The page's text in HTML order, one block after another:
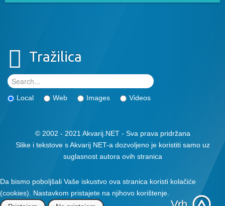
Tražilica
Local Web Images Videos
© 2002 - 2021 Akvarij.NET - Sva prava pridržana
Slike i tekstove s Akvarij NET-a dozvoljeno je koristiti samo uz
suglasnost autora ovih stranica
Da bismo poboljšali Vaše iskustvo ova stranica koristi kolačiće
(cookies). Nastavkom pristajete na njihovo korištenje.